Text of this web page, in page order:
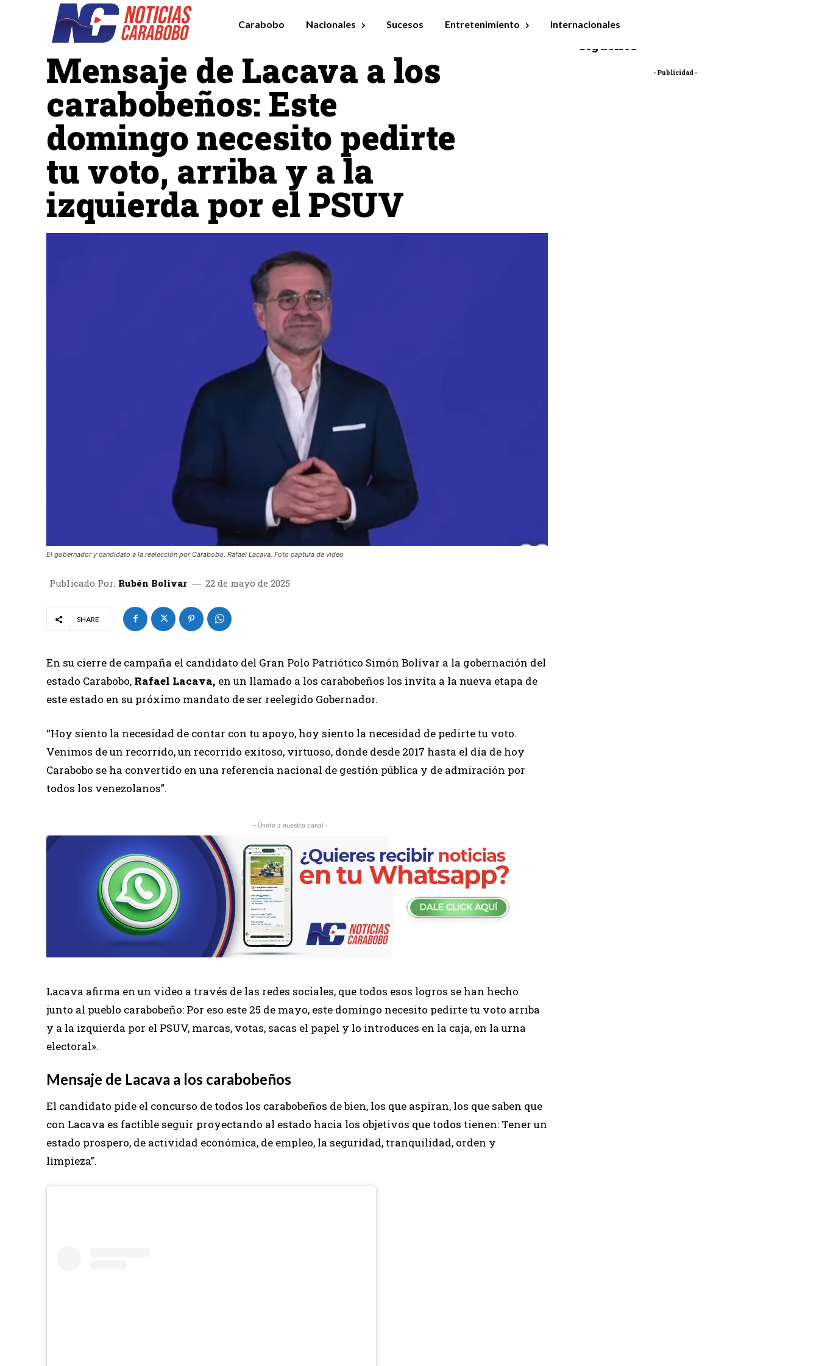
Carabobo Nacionales Sucesos Entretenimiento Internacionales
Carabobo Destacadas
Mensaje de Lacava a los
carabobeños: Este
domingo necesito pedirte
tu voto, arriba y a la
izquierda por el PSUV
El gobernador y candidato a la reelección por Carabobo, Rafael Lacava. Foto captura de video
Publicado Por: Rubén Bolivar 22 de mayo de 2025
SHARE
En su cierre de campaña el candidato del Gran Polo Patriótico Simón Bolívar a la gobernación del
estado Carabobo, Rafael Lacava, en un llamado a los carabobeños los invita a la nueva etapa de
este estado en su próximo mandato de ser reelegido Gobernador.
“Hoy siento la necesidad de contar con tu apoyo, hoy siento la necesidad de pedirte tu voto.
Venimos de un recorrido, un recorrido exitoso, virtuoso, donde desde 2017 hasta el día de hoy
Carabobo se ha convertido en una referencia nacional de gestión pública y de admiración por
todos los venezolanos”.
- Únete a nuestro canal -
Lacava afirma en un video a través de las redes sociales, que todos esos logros se han hecho
junto al pueblo carabobeño: Por eso este 25 de mayo, este domingo necesito pedirte tu voto arriba
y a la izquierda por el PSUV, marcas, votas, sacas el papel y lo introduces en la caja, en la urna
electoral».
Mensaje de Lacava a los carabobeños
El candidato pide el concurso de todos los carabobeños de bien, los que aspiran, los que saben que
con Lacava es factible seguir proyectando al estado hacia los objetivos que todos tienen: Tener un
estado prospero, de actividad económica, de empleo, la seguridad, tranquilidad, orden y
limpieza”.
Síguenos
- Publicidad -